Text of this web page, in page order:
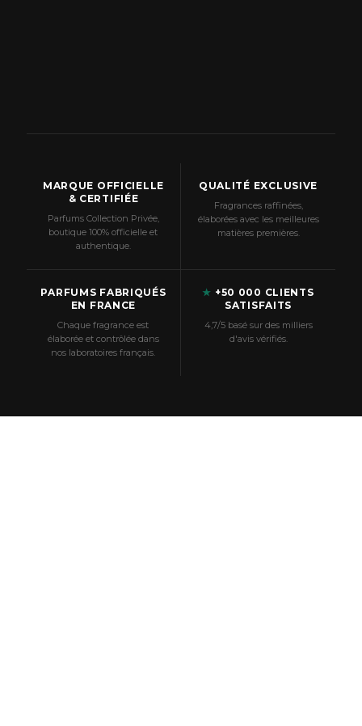
MARQUE OFFICIELLE
& CERTIFIÉE
Parfums Collection Privée,
boutique 100% officielle et
authentique.
QUALITÉ EXCLUSIVE
Fragrances raffinées,
élaborées avec les meilleures
matières premières.
PARFUMS FABRIQUÉS
EN FRANCE
Chaque fragrance est
élaborée et contrôlée dans
nos laboratoires français.
★ +50 000 CLIENTS
SATISFAITS
4,7/5 basé sur des milliers
d'avis vérifiés.